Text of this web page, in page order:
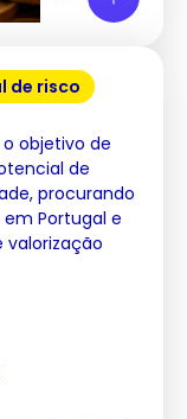
de risco
objetivo de
de
procurando
Portugal e